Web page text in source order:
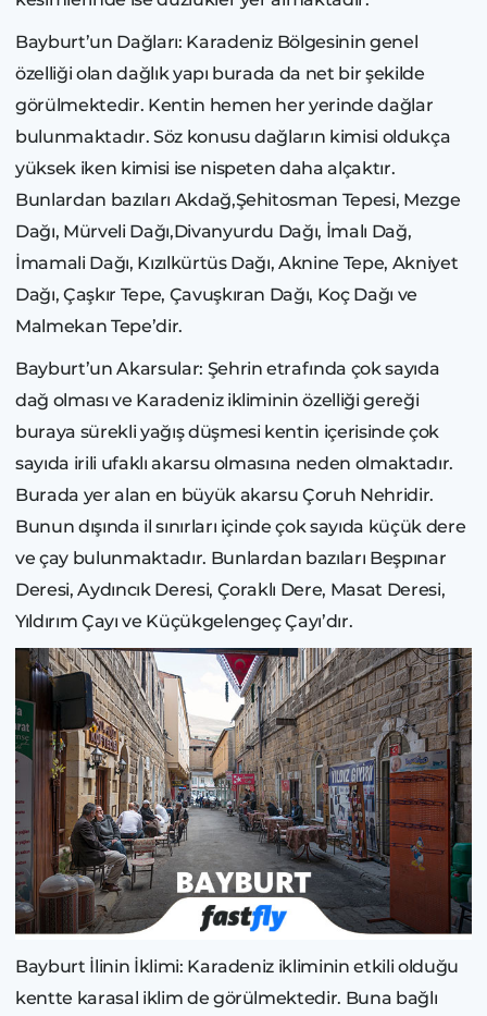
Bayburt’un Dağları: Karadeniz Bölgesinin genel
özelliği olan dağlık yapı burada da net bir şekilde
görülmektedir. Kentin hemen her yerinde dağlar
bulunmaktadır. Söz konusu dağların kimisi oldukça
yüksek iken kimisi ise nispeten daha alçaktır.
Bunlardan bazıları Akdağ,Şehitosman Tepesi, Mezge
Dağı, Mürveli Dağı,Divanyurdu Dağı, İmalı Dağ,
İmamali Dağı, Kızılkürtüs Dağı, Aknine Tepe, Akniyet
Dağı, Çaşkır Tepe, Çavuşkıran Dağı, Koç Dağı ve
Malmekan Tepe’dir.
Bayburt’un Akarsular: Şehrin etrafında çok sayıda
dağ olması ve Karadeniz ikliminin özelliği gereği
buraya sürekli yağış düşmesi kentin içerisinde çok
sayıda irili ufaklı akarsu olmasına neden olmaktadır.
Burada yer alan en büyük akarsu Çoruh Nehridir.
Bunun dışında il sınırları içinde çok sayıda küçük dere
ve çay bulunmaktadır. Bunlardan bazıları Beşpınar
Deresi, Aydıncık Deresi, Çoraklı Dere, Masat Deresi,
Yıldırım Çayı ve Küçükgelengeç Çayı’dır.
Bayburt İlinin İklimi: Karadeniz ikliminin etkili olduğu
kentte karasal iklim de görülmektedir. Buna bağlı